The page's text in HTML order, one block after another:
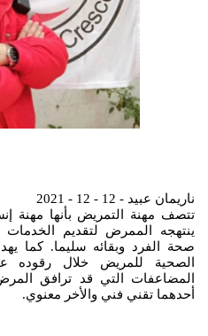
ناريمان عبيد - 12 - 12 - 2021
تتصف مهنة التمريض بأنها مهنة
ينتهجه الممرض لتقديم الخدمات
صحة الفرد وبقائه سليما. كما
الصحية للمريض خلال رقوده
المضاعفات التي قد ترافق
أحدهما تقني فني والأخر معنوي.